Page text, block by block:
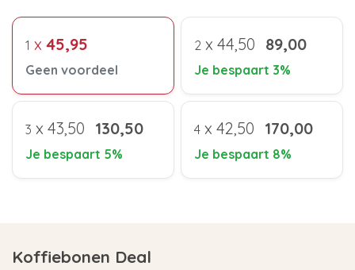
1 x 45,95
Geen voordeel
2 x 44,50 89,00
Je bespaart 3%
3 x 43,50 130,50
Je bespaart 5%
4 x 42,50 170,00
Je bespaart 8%
Koffiebonen Deal